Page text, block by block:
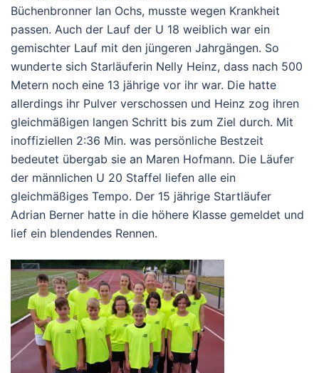
Büchenbronner Ian Ochs, musste wegen Krankheit
passen. Auch der Lauf der U 18 weiblich war ein
gemischter Lauf mit den jüngeren Jahrgängen. So
wunderte sich Starläuferin Nelly Heinz, dass nach 500
Metern noch eine 13 jährige vor ihr war. Die hatte
allerdings ihr Pulver verschossen und Heinz zog ihren
gleichmäßigen langen Schritt bis zum Ziel durch. Mit
inoffiziellen 2:36 Min. was persönliche Bestzeit
bedeutet übergab sie an Maren Hofmann. Die Läufer
der männlichen U 20 Staffel liefen alle ein
gleichmäßiges Tempo. Der 15 jährige Startläufer
Adrian Berner hatte in die höhere Klasse gemeldet und
lief ein blendendes Rennen.